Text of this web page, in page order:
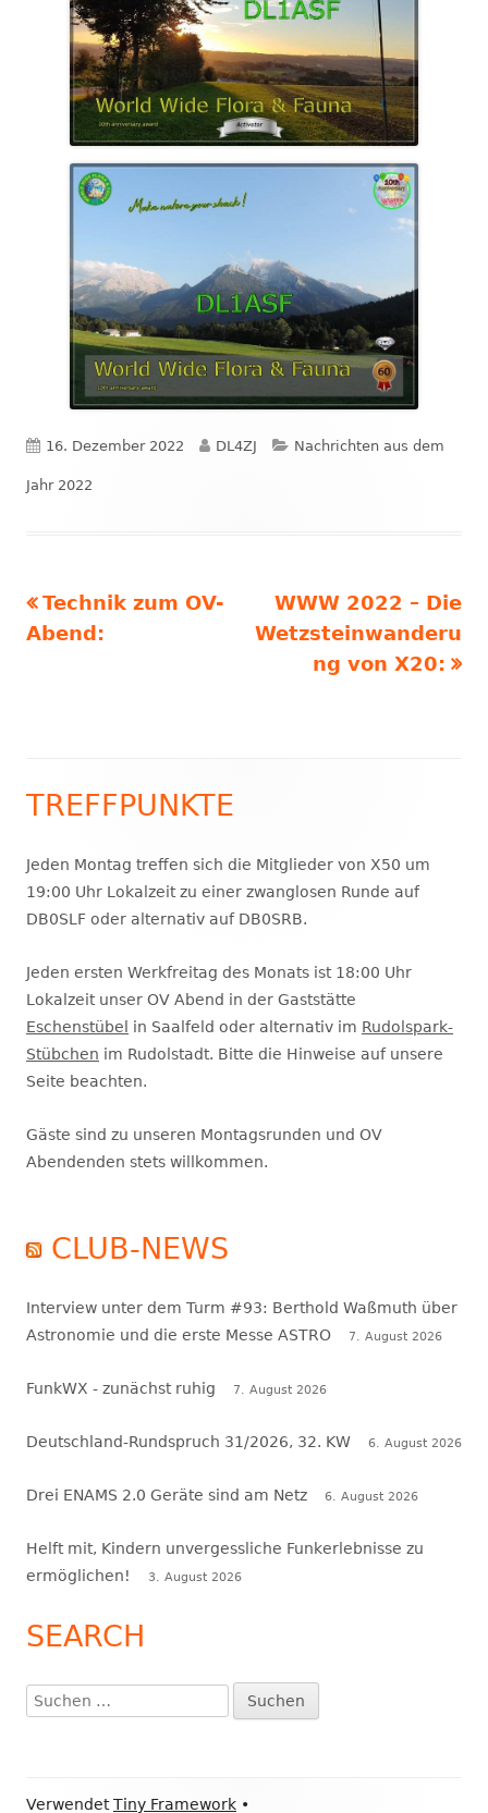
Veröffentlicht
am
16. Dezember 2022 Autor
DL4ZJ Kategorien
Nachrichten aus dem
Jahr 2022
Beitragsnavigation
Vorheriger
Beitrag:
Technik zum OV-
Abend:
Nächster
Beitrag
WWW 2022 – Die
Wetzsteinwanderu
ng von X20:
Haupt-
Seitenleiste
TREFFPUNKTE
Jeden Montag treffen sich die Mitglieder von X50 um
19:00 Uhr Lokalzeit zu einer zwanglosen Runde auf
DB0SLF oder alternativ auf DB0SRB.
Jeden ersten Werkfreitag des Monats ist 18:00 Uhr
Lokalzeit unser OV Abend in der Gaststätte
Eschenstübel
in Saalfeld oder alternativ im Rudolspark-
Stübchen im Rudolstadt. Bitte die Hinweise auf unsere
Seite beachten.
Gäste sind zu unseren Montagsrunden und OV
Abendenden stets willkommen.
CLUB-NEWS
Interview unter dem Turm #93: Berthold Waßmuth über
Astronomie und die erste Messe ASTRO
7. August 2026
FunkWX - zunächst ruhig 7. August 2026
Deutschland-Rundspruch 31/2026, 32. KW 6. August 2026
Drei ENAMS 2.0 Geräte sind am Netz 6. August 2026
Helft mit, Kindern unvergessliche Funkerlebnisse zu
ermöglichen!
3. August 2026
SEARCH
Suchen
nach:
Footer
VerwendetTiny Framework •